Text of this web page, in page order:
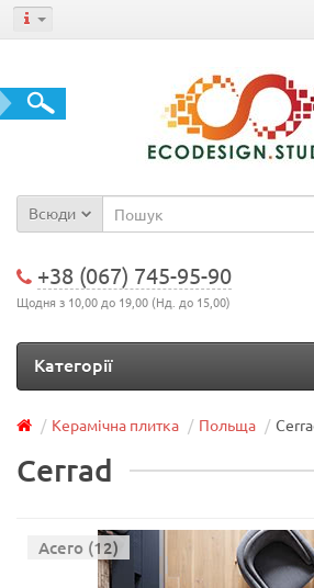
Всюди
+38 (067) 745-95-90
Щодня з 10,00 до 19,00 (Нд. до 15,00)
Категорії
Керамічна плитка Польща
Cerrad
Acero (12)